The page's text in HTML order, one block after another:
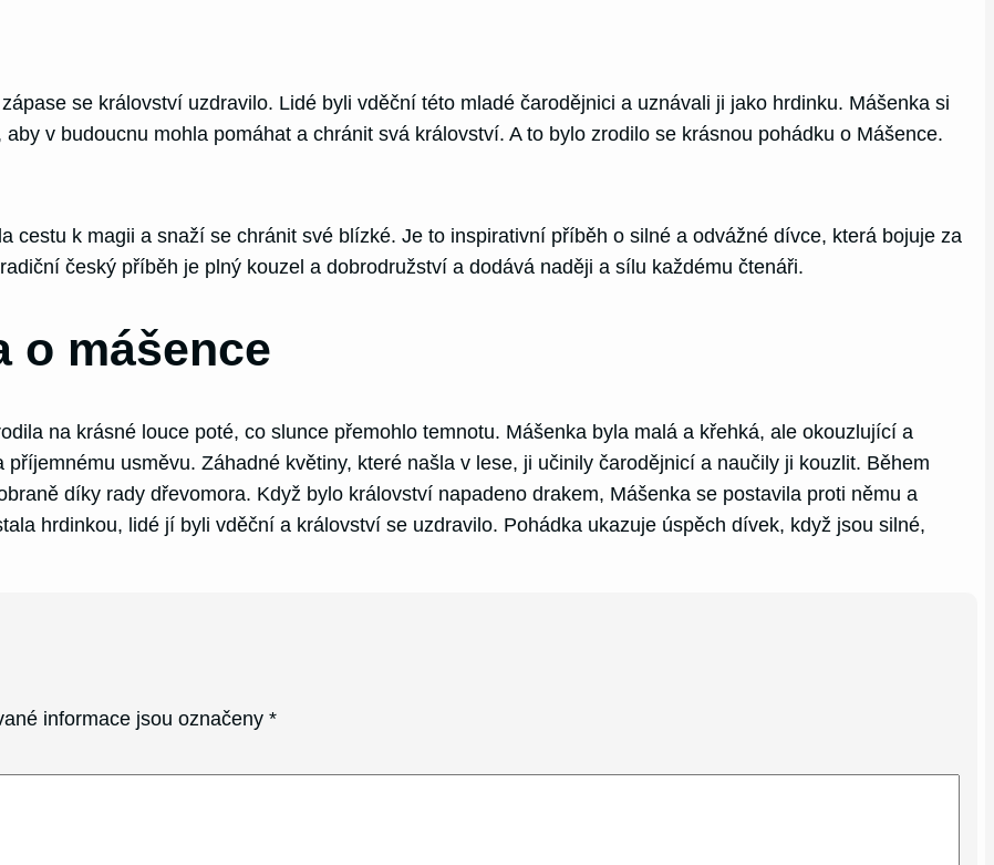
se království uzdravilo. Lidé byli vděční této mladé čarodějnici a uznávali ji jako hrdinku. Mášenka si
v budoucnu mohla pomáhat a chránit svá království. A to bylo zrodilo se krásnou pohádku o Mášence.
cestu k magii a snaží se chránit své blízké. Je to inspirativní příběh o silné a odvážné dívce, která bojuje za
český příběh je plný kouzel a dobrodružství a dodává naději a sílu každému čtenáři.
o mášence
na krásné louce poté, co slunce přemohlo temnotu. Mášenka byla malá a křehká, ale okouzlující a
usměvu. Záhadné květiny, které našla v lese, ji učinily čarodějnicí a naučily ji kouzlit. Během
díky rady dřevomora. Když bylo království napadeno drakem, Mášenka se postavila proti němu a
hrdinkou, lidé jí byli vděční a království se uzdravilo. Pohádka ukazuje úspěch dívek, když jsou silné,
informace jsou označeny*